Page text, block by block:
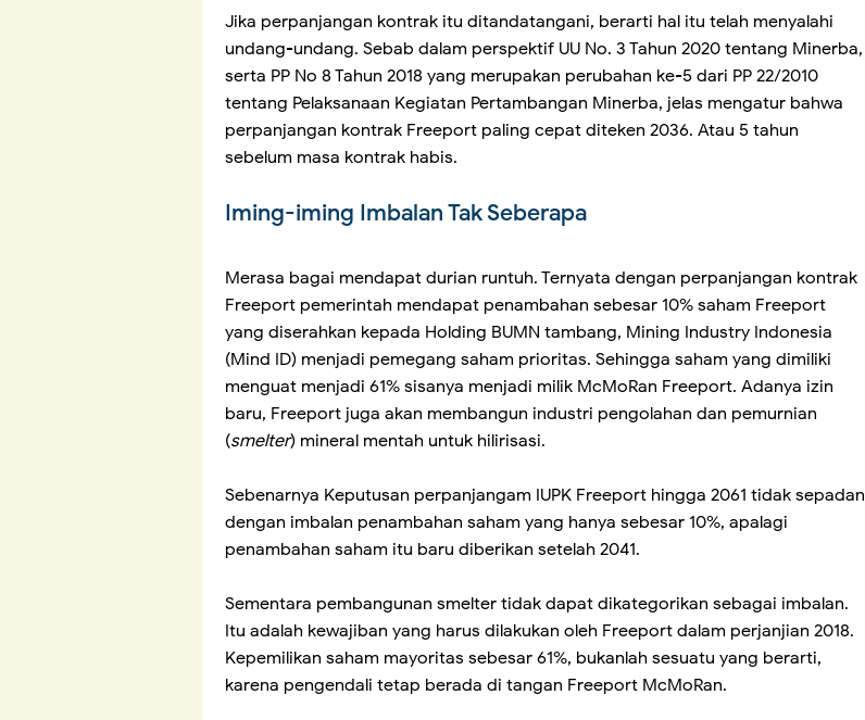
Jika perpanjangan kontrak itu ditandatangani, berarti hal itu telah menyalahi
undang-undang. Sebab dalam perspektif UU No. 3 Tahun 2020 tentang Minerba,
serta PP No 8 Tahun 2018 yang merupakan perubahan ke-5 dari PP 22/2010
tentang Pelaksanaan Kegiatan Pertambangan Minerba, jelas mengatur bahwa
perpanjangan kontrak Freeport paling cepat diteken 2036. Atau 5 tahun
sebelum masa kontrak habis.
Iming-iming Imbalan Tak Seberapa
Merasa bagai mendapat durian runtuh. Ternyata dengan perpanjangan kontrak
Freeport pemerintah mendapat penambahan sebesar 10% saham Freeport
yang diserahkan kepada Holding BUMN tambang, Mining Industry Indonesia
(Mind ID) menjadi pemegang saham prioritas. Sehingga saham yang dimiliki
menguat menjadi 61% sisanya menjadi milik McMoRan Freeport. Adanya izin
baru, Freeport juga akan membangun industri pengolahan dan pemurnian
(smelter) mineral mentah untuk hilirisasi.
Sebenarnya Keputusan perpanjangam IUPK Freeport hingga 2061 tidak sepadan
dengan imbalan penambahan saham yang hanya sebesar 10%, apalagi
penambahan saham itu baru diberikan setelah 2041.
Sementara pembangunan smelter tidak dapat dikategorikan sebagai imbalan.
Itu adalah kewajiban yang harus dilakukan oleh Freeport dalam perjanjian 2018.
Kepemilikan saham mayoritas sebesar 61%, bukanlah sesuatu yang berarti,
karena pengendali tetap berada di tangan Freeport McMoRan.